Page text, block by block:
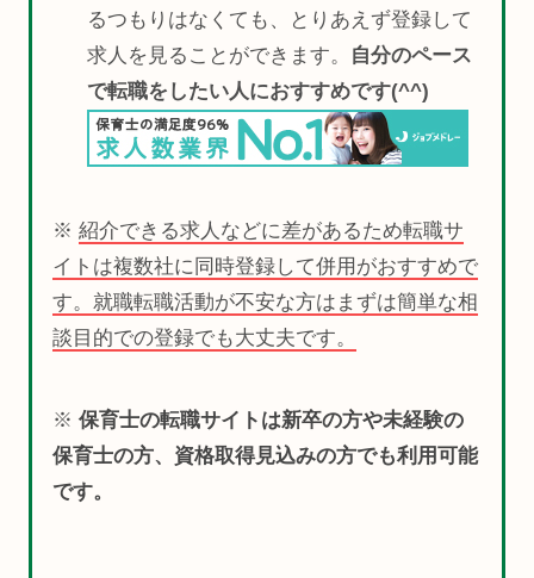
るつもりはなくても、とりあえず登録して
求人を見ることができます。 自分のペース
で転職をしたい人におすすめです(^^)
※ 紹介できる求人などに差があるため転職サ
イトは複数社に同時登録して併用がおすすめで
す。就職転職活動が不安な方はまずは簡単な相
談目的での登録でも大丈夫です。
※ 保育士の転職サイトは新卒の方や未経験の
保育士の方、資格取得見込みの方でも利用可能
です。